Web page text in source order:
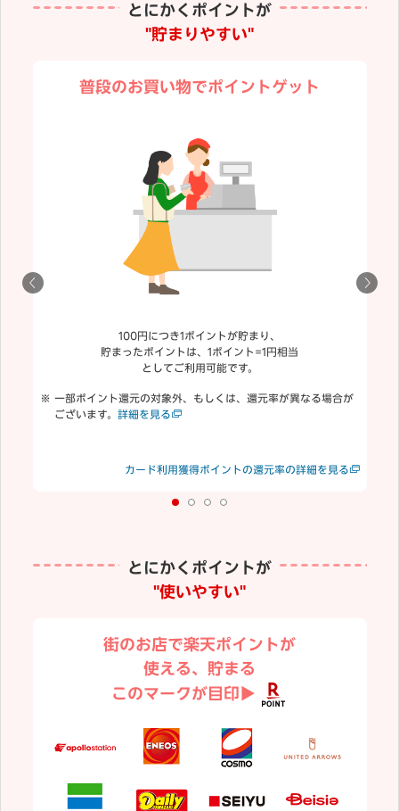
とにかくポイントが
"貯まりやすい"
普段のお買い物でポイントゲット
100円につき1ポイントが貯まり、
貯まったポイントは、1ポイント=1円相当
としてご利用可能です。
一部ポイント還元の対象外、もしくは、還元率が異なる場合が
ございます。 詳細を見る
カード利用獲得ポイントの還元率の詳細を見る
とにかくポイントが
"使いやすい"
街のお店で楽天ポイントが
使える、貯まる
このマークが目印▶